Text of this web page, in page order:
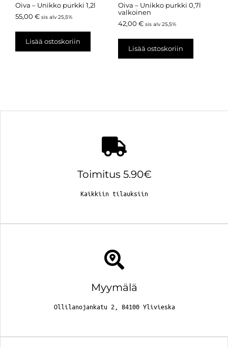
Oiva – Unikko purkki 1,2l
55,00 € sis alv 25,5%
Lisää ostoskoriin
Oiva – Unikko purkki 0,7l
valkoinen
42,00 € sis alv 25,5%
Lisää ostoskoriin
Toimitus 5.90€
Kaikkiin tilauksiin
Myymälä
Ollilanojankatu 2, 84100 Ylivieska